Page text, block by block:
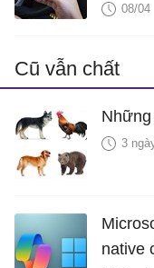
08/04
Cũ vẫn chất
3
native